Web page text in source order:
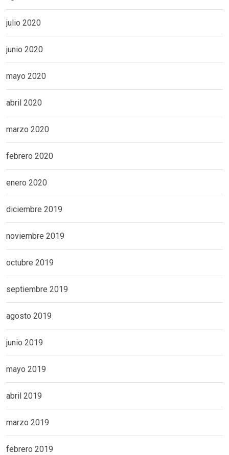
julio 2020
junio 2020
mayo 2020
abril 2020
marzo 2020
febrero 2020
enero 2020
diciembre 2019
noviembre 2019
octubre 2019
septiembre 2019
agosto 2019
junio 2019
mayo 2019
abril 2019
marzo 2019
febrero 2019